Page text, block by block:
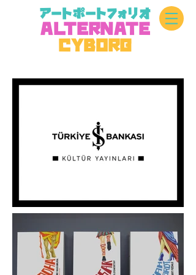
アートポートフォリオ
A LTERNATE
CYBOR G